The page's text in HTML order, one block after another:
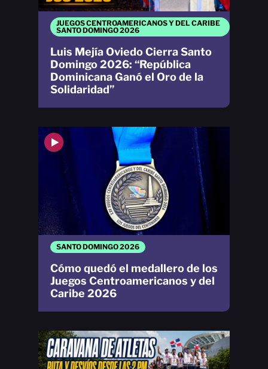
SANTO DOMINGO 2026
Cómo quedó el medallero de los
Juegos Centroamericanos y del
Caribe 2026
JUEGOS CENTROAMERICANOS Y DEL CARIBE
SANTO DOMINGO 2026
Luis Mejía Oviedo Cierra Santo
Domingo 2026: “República
Dominicana Ganó el Oro de la
Solidaridad”